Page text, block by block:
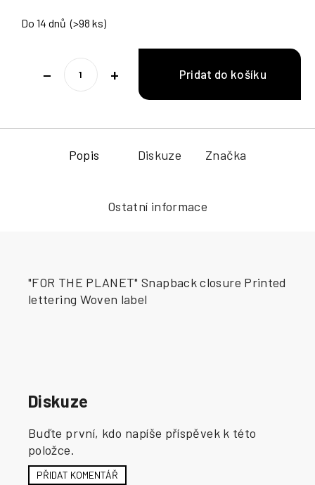
Do 14 dnů (>98 ks)
+
−
Popis Diskuze Značka
Ostatní informace
"FOR THE PLANET" Snapback closure Printed
lettering Woven label
Diskuze
Buďte první, kdo napíše příspěvek k této
položce.
PŘIDAT KOMENTÁŘ